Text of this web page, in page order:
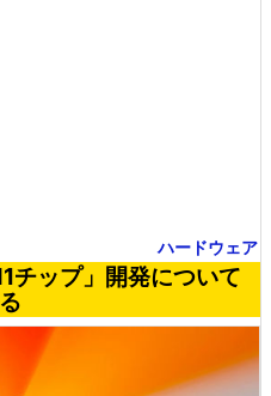
ハードウェア
チップ」開発について